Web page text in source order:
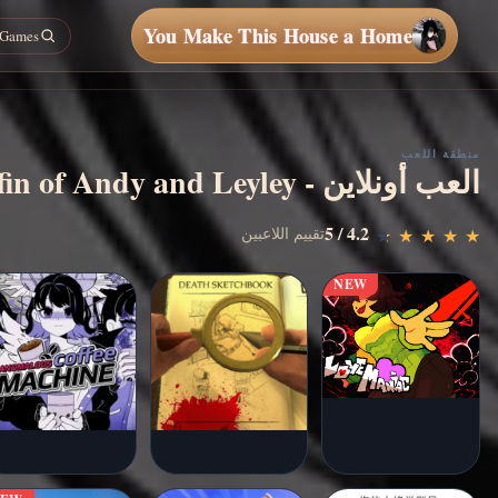
You Make This House a Home
الآن
منطقة اللعب
The Coffin of Andy and Leyley - العب أونلاين
★
★
★
★
★
★
★
★
★
★
4.2 / 5 تقييم اللاعبين
NEW